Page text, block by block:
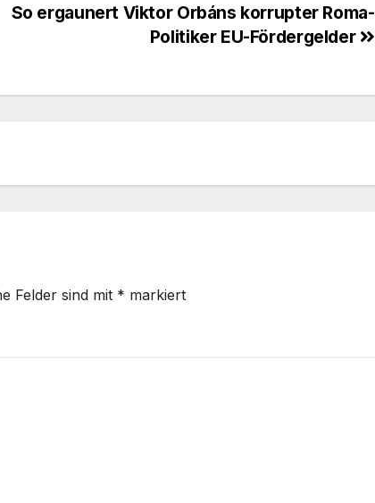
So ergaunert Viktor Orbáns korrupter Roma-
Politiker EU-Fördergelder
Felder sind mit * markiert